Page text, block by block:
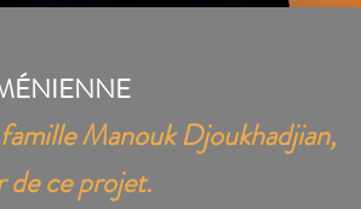
Manouk Djoukhadjian,
de ce projet.